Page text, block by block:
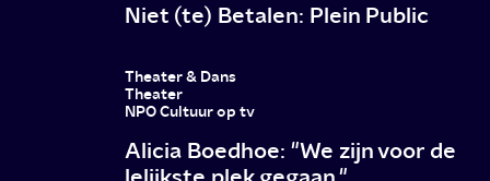
Niet (te) Betalen: Plein Public
Theater & Dans
Theater
NPO Cultuur op tv
Alicia Boedhoe: "We zijn voor de